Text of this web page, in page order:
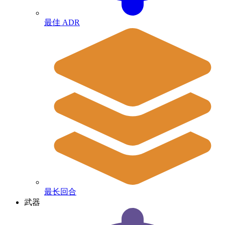
最佳 ADR
最长回合
武器